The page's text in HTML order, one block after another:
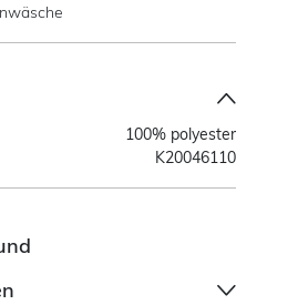
100% polyester
K20046110